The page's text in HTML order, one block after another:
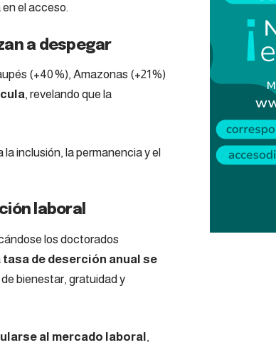
el acceso.
a despegar
(+40 %), Amazonas (+21 %)
, revelando que la
inclusión, la permanencia y el
laboral
los doctorados
tasa de deserción anual se
bienestar, gratuidad y
al mercado laboral ,